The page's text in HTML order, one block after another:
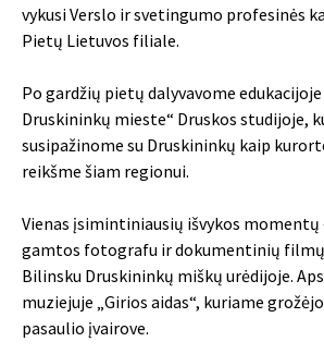
vykusi Verslo ir svetingumo profesinės
Pietų Lietuvos filiale.
Po gardžių pietų dalyvavome
Druskininkų mieste“ Druskos studijoje,
susipažinome su Druskininkų kaip
reikšme šiam regionui.
Vienas įsimintiniausių išvykos momentų
gamtos fotografu ir dokumentinių filmų
Bilinsku Druskininkų miškų urėdijoje.
muziejuje „Girios aidas“, kuriame
pasaulio įvairove.